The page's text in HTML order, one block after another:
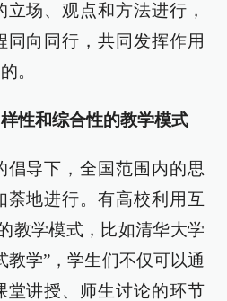
场、观点和方法进行，
同向同行，共同发挥作用
。
性和综合性的教学模式
倡导下，全国范围内的思
荼地进行。有高校利用互
教学模式，比如清华大学
教学”，学生们不仅可以通
堂讲授、师生讨论的环节